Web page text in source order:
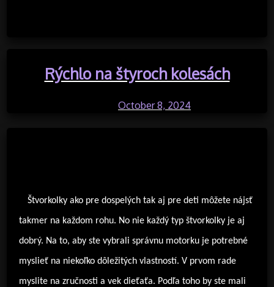
Rýchlo na štyroch kolesách
October 8, 2024
Štvorkolky ako pre dospelých tak aj pre deti môžete nájsť
takmer na každom rohu. No nie každý typ štvorkolky je aj
dobrý. Na to, aby ste vybrali správnu motorku je potrebné
myslieť na niekoľko dôležitých vlastností. V prvom rade
myslite na zručnosti a vek dieťaťa. Podľa toho by ste mali